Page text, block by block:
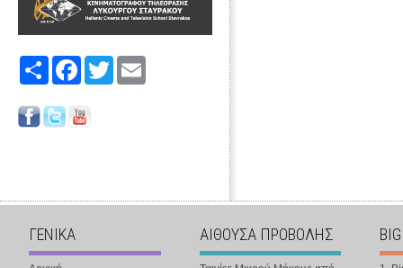
Share FacebookTwitter
ΓΕΝΙΚΑ ΑΙΘΟΥΣΑ ΠΡΟΒΟΛΗΣ